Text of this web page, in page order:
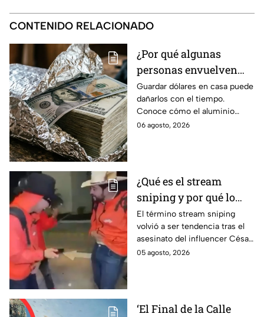
CONTENIDO RELACIONADO
¿Por qué algunas
personas envuelven
dólares en papel
aluminio? La razón
podría sorprenderte
Guardar dólares en casa puede
dañarlos con el tiempo.
Conoce cómo el aluminio
puede ayudar a proteger los
06 agosto, 2026
¿Qué es el stream
sniping y por qué lo
mencionan con el caso
del influencer César
Gastelum?
El término stream sniping
volvió a ser tendencia tras el
asesinato del influencer César
Gastelum. Te explicamos qué
05 agosto, 2026
‘El Final de la Calle